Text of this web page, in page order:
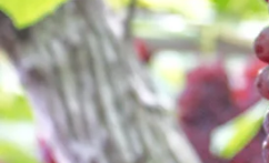
わった加工品の製
品開発に意欲的に
りは、「お客様に
だけ。来ていただ